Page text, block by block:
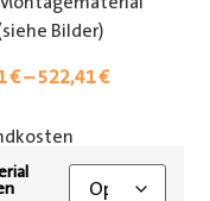
Bilder)
€–522,41€